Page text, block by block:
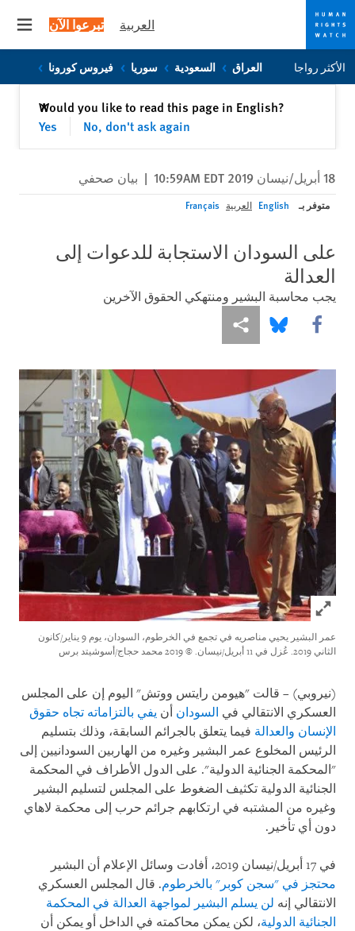
Skip
to
Skip
to
العربية تبرعوا الآن
الأكثر رواجا العراق السعودية سوريا فيروس كورونا
Would you like to read this page in English?
Yes
No, don't ask again
✕إغلاق
18 أبريل/نيسان 2019 10:59AM EDT | بيان صحفي
متوفر بـ English العربية Français
على السودان الاستجابة للدعوات إلى
العدالة
يجب محاسبة البشير ومنتهكي الحقوق الآخرين
Share this via Facebook
Share this via Bluesky
Share this via مشاركة
Click to expand Image
عمر البشير يحيي مناصريه في تجمع في الخرطوم، السودان، يوم 9 يناير/كانون
الثاني 2019. عُزل في 11 أبريل/نيسان.
© 2019 محمد حجاج/أسوشيتد برس
(نيروبي) – قالت "هيومن رايتس ووتش" اليوم إن على المجلس
العسكري الانتقالي في السودان أن يفي بالتزاماته تجاه حقوق
الإنسان والعدالة فيما يتعلق بالجرائم السابقة، وذلك بتسليم
الرئيس المخلوع عمر البشير وغيره من الهاربين السودانيين إلى
"المحكمة الجنائية الدولية". على الدول الأطراف في المحكمة
الجنائية الدولية تكثيف الضغوط على المجلس لتسليم البشير
وغيره من المشتبه في ارتكابهم جرائم حرب إلى محكمة لاهاي
دون أي تأخير.
في 17 أبريل/نيسان 2019، أفادت وسائل الإعلام أن البشير
محتجز في "سجن كوبر" بالخرطوم. قال المجلس العسكري
الانتقالي إنه لن يسلم البشير لمواجهة العدالة في المحكمة
الجنائية الدولية، لكن يمكن محاكمته في الداخل أو يمكن أن